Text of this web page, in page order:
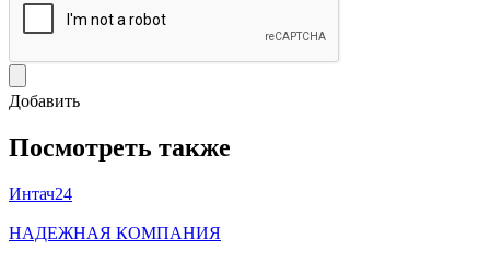
Добавить
Посмотреть также
Интач24
НАДЕЖНАЯ КОМПАНИЯ